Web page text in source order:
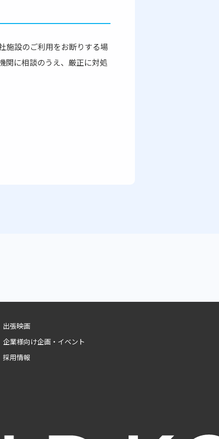
設のご利用をお断りする場
関に相談のうえ、厳正に対処
出張映画
企業様向け企画・イベント
採用情報